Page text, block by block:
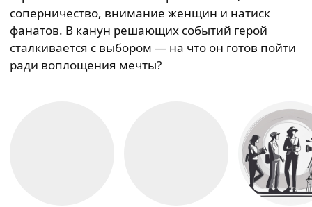
соперничество, внимание женщин и натиск
фанатов. В канун решающих событий герой
сталкивается с выбором — на что он готов пойти
ради воплощения мечты?